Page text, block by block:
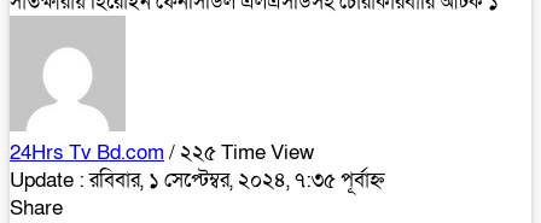
24Hrs Tv Bd.com / ২২৫ Time View
Update : রবিবার, ১ সেপ্টেম্বর, ২০২৪, ৭:৩৫ পূর্বাহ্ন
Share